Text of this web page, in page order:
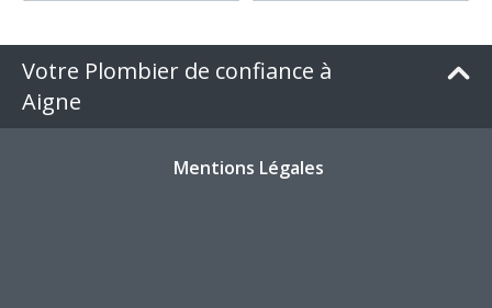
Votre Plombier de confiance à
Aigne
Mentions Légales